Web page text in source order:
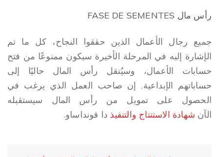
رأس مال FASE DE SEMENTES
جميع رجال الأعمال الذين حققوا النجاح، كل ما تم
الإشارة إليه في المرحلة الأخيرة سيكون ممنوعًا من فتح
حسابات الأعمال، وسيُنقل رأس المال حاليًا إلى
حساباتهم الإبداعية. إن صاحب العمل الذي يرغب في
الحصول على تمويل من رأس المال سيستقبله
الآن شهادة الاستنتاج والتنفيذ دا فونداساو.